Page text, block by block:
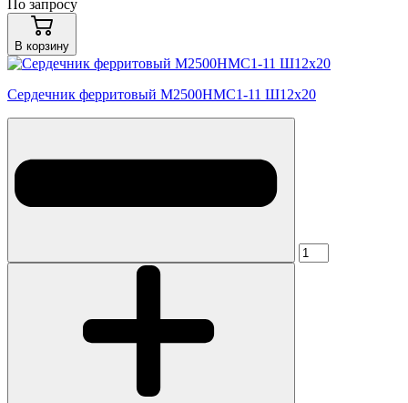
По запросу
В корзину
Сердечник ферритовый М2500НМС1-11 Ш12х20